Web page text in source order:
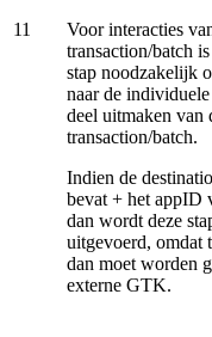
11
Voor interacties
transaction/batch
stap noodzakelijk
naar de
deel uitmaken van
transaction/batch.
Indien de
bevat + het appID
dan wordt deze
uitgevoerd, omdat
dan moet worden
externe GTK.